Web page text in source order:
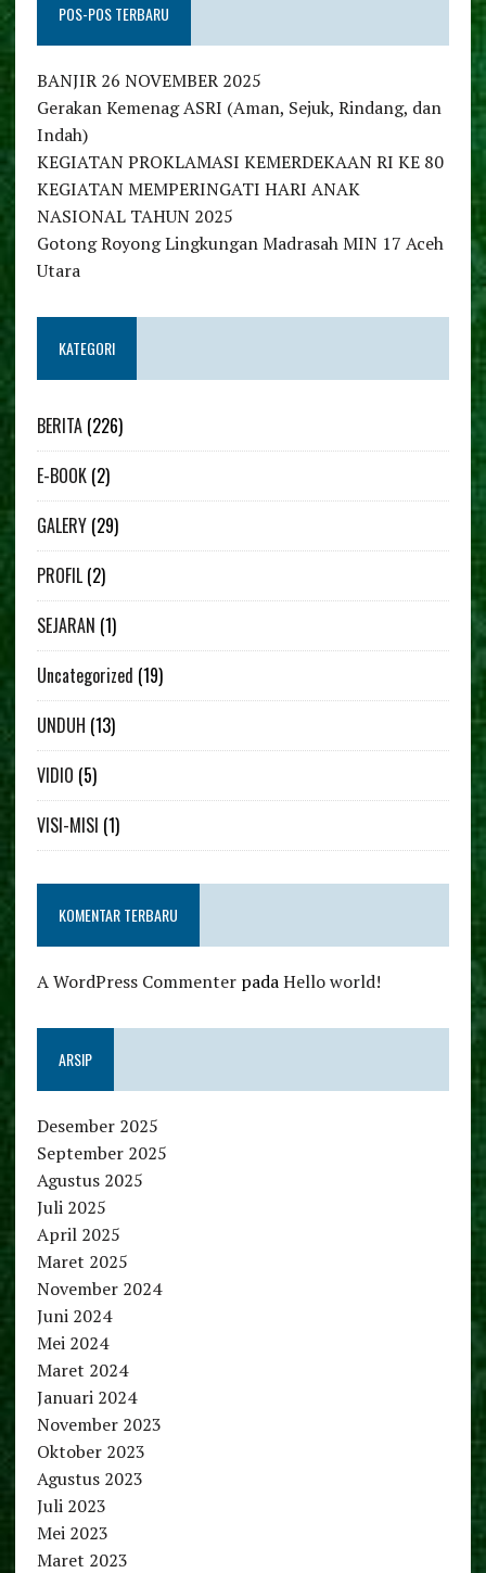
POS-POS TERBARU
BANJIR 26 NOVEMBER 2025
Gerakan Kemenag ASRI (Aman, Sejuk, Rindang, dan
Indah)
KEGIATAN PROKLAMASI KEMERDEKAAN RI KE 80
KEGIATAN MEMPERINGATI HARI ANAK
NASIONAL TAHUN 2025
Gotong Royong Lingkungan Madrasah MIN 17 Aceh
Utara
KATEGORI
BERITA(226)
E-BOOK(2)
GALERY(29)
PROFIL(2)
SEJARAN (1)
Uncategorized (19)
UNDUH (13)
VIDIO (5)
VISI-MISI (1)
KOMENTAR TERBARU
A WordPress CommenterpadaHello world!
ARSIP
Desember 2025
September 2025
Agustus 2025
Juli 2025
April 2025
Maret 2025
November 2024
Juni 2024
Mei 2024
Maret 2024
Januari 2024
November 2023
Oktober 2023
Agustus 2023
Juli 2023
Mei 2023
Maret 2023